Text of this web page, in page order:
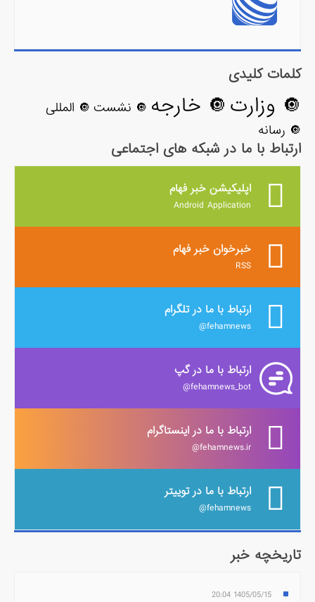
کلمات کلیدی
🔘 وزارت 🔘 خارجه 🔘 نشست 🔘 المللی
🔘 رسانه
ارتباط با ما در شبکه های اجتماعی
اپلیکیشن خبر فهام
Android Application
خبرخوان خبر فهام
RSS
ارتباط با ما در تلگرام
fehamnews@
ارتباط با ما در گپ
fehamnews_bot@
ارتباط با ما در اینستاگرام
fehamnews.ir@
ارتباط با ما در توییتر
fehamnews@
تاریخچه خبر
1405/05/15 20:04